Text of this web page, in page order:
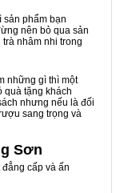
sản phẩm bạn
nên bỏ qua sản
nhâm nhi trong
những gì thì một
quà tặng khách
nhưng nếu là đối
sang trọng và
Sơn
cấp và ấn